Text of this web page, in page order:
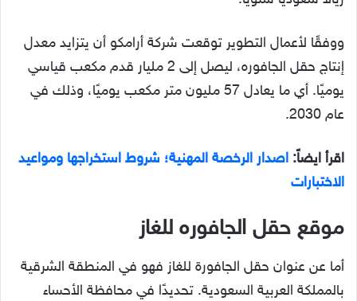
ووفقًا لأعمال التطوير توقعت شركة أرامكو أن يتزايد معدل
إنتاج حقل الجافوره، ليصل إلى 2 مليار قدم مكعب قياسي
يوميًا. أي ما يعادل 57 مليون متر مكعب يوميًا، وذلك في
عام 2030.
اقرأ ايضاً: اصدار الرخصة المهنية؛ شروط استخراجها ومواعيد
الاختبارات
موقع حقل الجافوره للغاز
أما عن عنوان حقل الجافورة للغاز فهو في المنطقة الشرقية
بالمملكة العربية السعودية. تحديدًا في محافظة الأحساء